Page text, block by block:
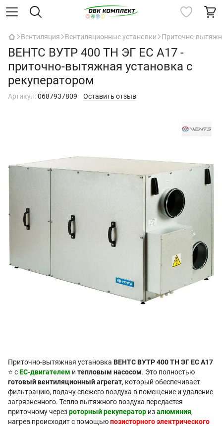
Вентиляция Вентиляционные установки Приточно-
ВЕНТС ВУТР 400 ТН ЭГ ЕС А17 -
приточно-вытяжная установка с
рекуператором
Артикул:0687937809 Оставить отзыв
Приточно-вытяжная установка ВЕНТС ВУТР 400 ТН ЭГ ЕС А17
⭐ сEC-двигателем и тепловым насосом. Это полностью
готовый вентиляционный агрегат, который обеспечивает
фильтрацию, подачу свежего воздуха в помещение и удаление
загрязненного. Тепло вытяжного воздуха передается
приточному черезроторный рекуператор изалюминия,
нагрев происходит с помощьюпозисторного электрического